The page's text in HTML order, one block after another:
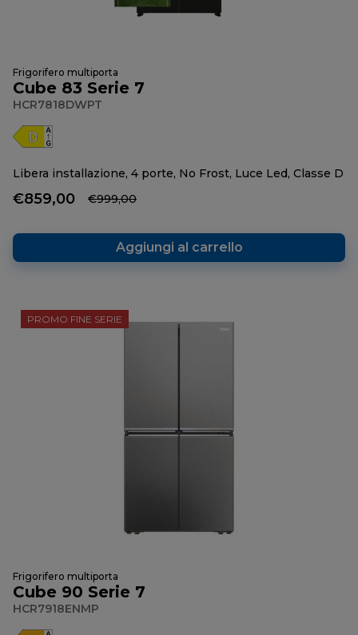
Frigorifero multiporta
Cube 83 Serie 7
HCR7818DWPT
Libera installazione, 4 porte, No Frost, Luce Led, Classe D
€859,00 €999,00
Aggiungi al carrello
PROMO FINE SERIE
Frigorifero multiporta
Cube 90 Serie 7
HCR7918ENMP